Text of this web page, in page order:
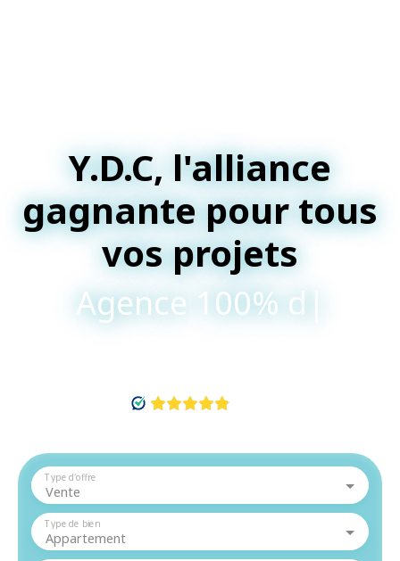
Y.D.C, l'alliance
gagnante pour tous
vos projets
Agence 100% digitale et
|
Vente
Type d'offre
Appartement
Type de bien